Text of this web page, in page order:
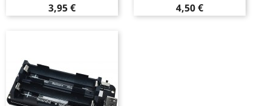
Preço
3,95 € Preço
4,50 €